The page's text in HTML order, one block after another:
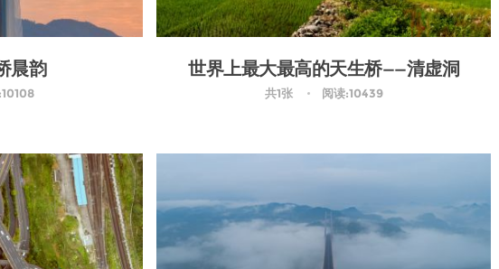
晨韵 世界上最大最高的天生桥——清虚洞
共1张 阅读:10439